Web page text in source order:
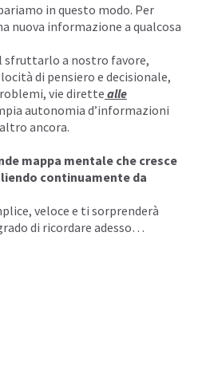
in questo modo. Per
nuova informazione a qualcosa
sfruttarlo a nostro favore,
di pensiero e decisionale,
vie direttealle
autonomia d’informazioni
ancora.
mappa mentale che cresce
continuamente da
veloce e ti sorprenderà
di ricordare adesso…